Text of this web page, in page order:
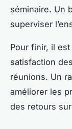
séminaire. Un
superviser
Pour finir, il
satisfaction
réunions. Un
améliorer les
des retours sur